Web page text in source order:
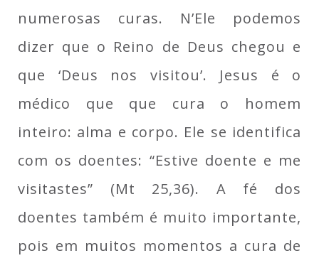
numerosas curas. N’Ele podemos
dizer que o Reino de Deus chegou e
que ‘Deus nos visitou’. Jesus é o
médico que que cura o homem
inteiro: alma e corpo. Ele se identifica
com os doentes: “Estive doente e me
visitastes” (Mt 25,36). A fé dos
doentes também é muito importante,
pois em muitos momentos a cura de